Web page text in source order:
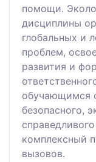
помощи.
дисциплины
глобальных и
проблем,
развития и
обучающимся
безопасного,
комплексный
вызовов.